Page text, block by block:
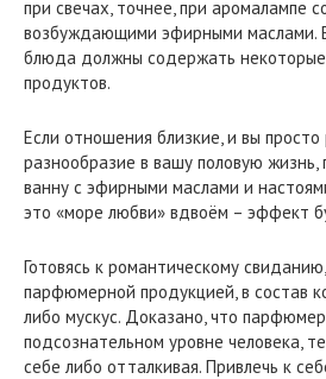
при свечах, точнее, при аромалампе
возбуждающими эфирными маслами.
блюда должны содержать
продуктов.
Если отношения близкие, и вы
разнообразие в вашу половую жизнь,
ванну с эфирными маслами и
это «море любви» вдвоём – эффект
Готовясь к романтическому
парфюмерной продукцией, в состав
либо мускус. Доказано, что
подсознательном уровне человека,
себе либо отталкивая. Привлечь к